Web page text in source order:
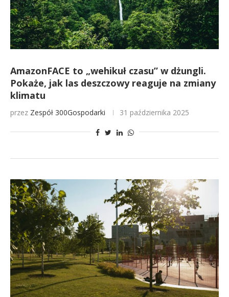
AmazonFACE to „wehikuł czasu” w dżungli.
Pokaże, jak las deszczowy reaguje na zmiany
klimatu
przez Zespół 300Gospodarki 31 października 2025